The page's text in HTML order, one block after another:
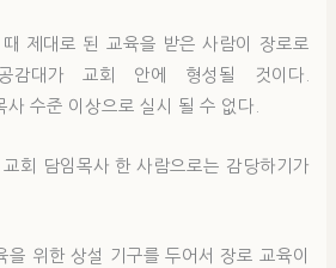
제대로 된 교육을 받은 사람이 장로로
감대가 교회 안에 형성될 것이다.
사 수준 이상으로 실시 될 수 없다.
회 담임목사 한 사람으로는 감당하기가
을 위한 상설 기구를 두어서 장로 교육이